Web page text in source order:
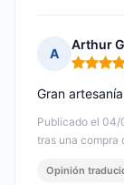
A
Arthur
Nota: 5
Publicado el
tras una compra
Gran
Opinión